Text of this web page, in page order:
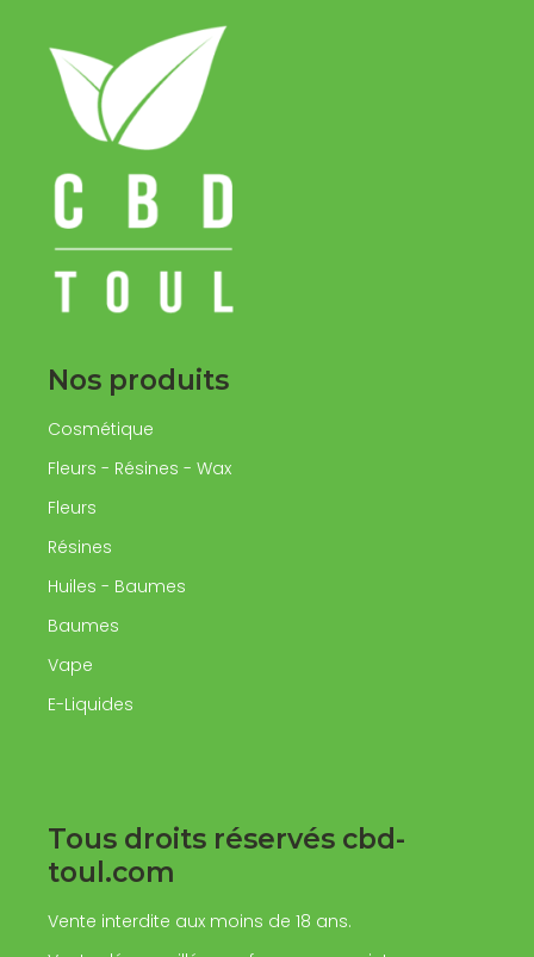
Nos produits
Cosmétique
Fleurs - Résines - Wax
Fleurs
Résines
Huiles - Baumes
Baumes
Vape
E-Liquides
Tous droits réservés cbd-
toul.com
Vente interdite aux moins de 18 ans.